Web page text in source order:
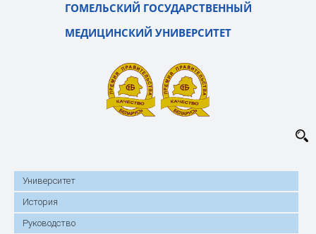
ГОМЕЛЬСКИЙ ГОСУДАРСТВЕННЫЙ
МЕДИЦИНСКИЙ УНИВЕРСИТЕТ
Университет
История
Руководство